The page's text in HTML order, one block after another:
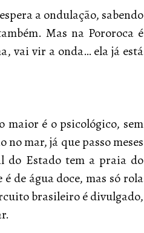
a ondulação, sabendo
Mas na Pororoca é
vai vir a onda… ela já está
maior é o psicológico, sem
mar, já que passo meses
do Estado tem a praia do
de água doce, mas só rola
brasileiro é divulgado,